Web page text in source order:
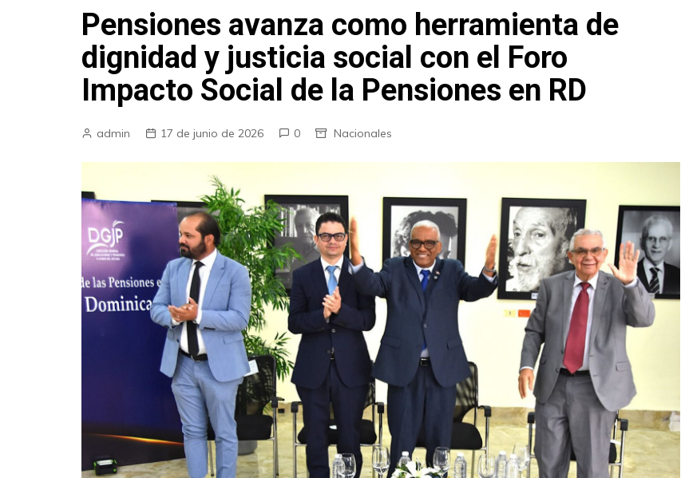
Pensiones avanza como herramienta de
dignidad y justicia social con el Foro
Impacto Social de la Pensiones en RD
admin 17 de junio de 2026 0 Nacionales